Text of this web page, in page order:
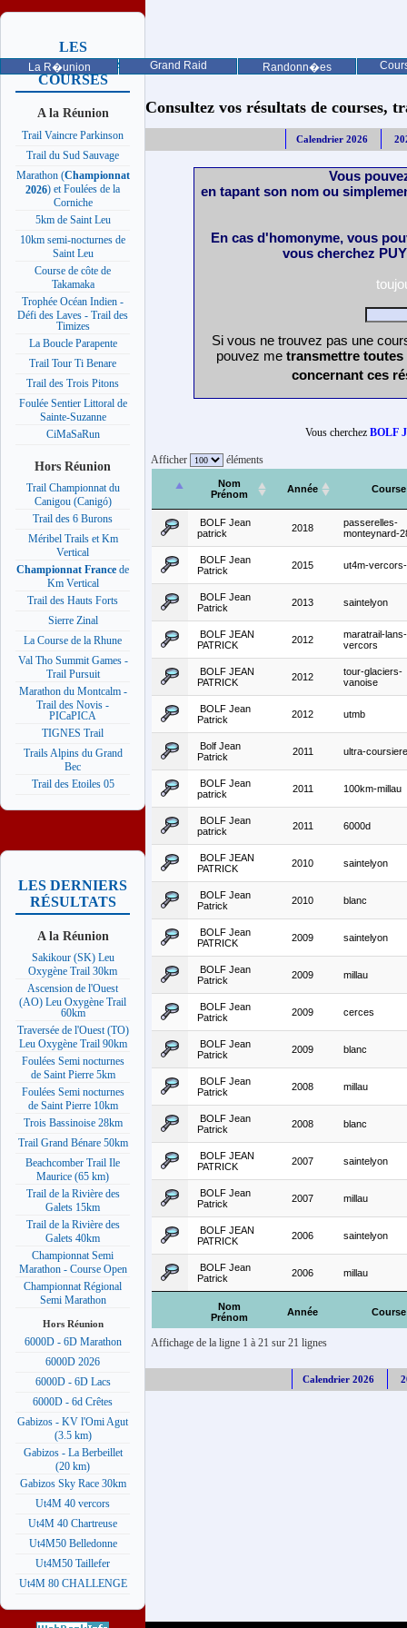
La R�union Grand Raid Randonn�es
LES
PROCHAINES
COURSES
A la Réunion
Trail Vaincre Parkinson
Trail du Sud Sauvage
Marathon (Championnat
2026) et Foulées de la
Corniche
5km de Saint Leu
10km semi-nocturnes de
Saint Leu
Course de côte de
Takamaka
Trophée Océan Indien -
Défi des Laves - Trail des
Timizes
La Boucle Parapente
Trail Tour Ti Benare
Trail des Trois Pitons
Foulée Sentier Littoral de
Sainte-Suzanne
CiMaSaRun
Hors Réunion
Trail Championnat du
Canigou (Canigó)
Trail des 6 Burons
Méribel Trails et Km
Vertical
Championnat France de
Km Vertical
Trail des Hauts Forts
Sierre Zinal
La Course de la Rhune
Val Tho Summit Games -
Trail Pursuit
Marathon du Montcalm -
Trail des Novis -
PICaPICA
TIGNES Trail
Trails Alpins du Grand
Bec
Trail des Etoiles 05
LES DERNIERS
RÉSULTATS
A la Réunion
Sakikour (SK) Leu
Oxygène Trail 30km
Ascension de l'Ouest
(AO) Leu Oxygène Trail
60km
Traversée de l'Ouest (TO)
Leu Oxygène Trail 90km
Foulées Semi nocturnes
de Saint Pierre 5km
Foulées Semi nocturnes
de Saint Pierre 10km
Trois Bassinoise 28km
Trail Grand Bénare 50km
Beachcomber Trail Ile
Maurice (65 km)
Trail de la Rivière des
Galets 15km
Trail de la Rivière des
Galets 40km
Championnat Semi
Marathon - Course Open
Championnat Régional
Semi Marathon
Hors Réunion
6000D - 6D Marathon
6000D 2026
6000D - 6D Lacs
6000D - 6d Crêtes
Gabizos - KV l'Omi Agut
(3.5 km)
Gabizos - La Berbeillet
(20 km)
Gabizos Sky Race 30km
Ut4M 40 vercors
Ut4M 40 Chartreuse
Ut4M50 Belledonne
Ut4M50 Taillefer
Ut4M 80 CHALLENGE
Consultez vos résultats de courses,
Calendrier 2026
Vous
en tapant son nom ou
En cas d'homonyme, vous
vous cherchez
Si vous ne trouvez pas une
pouvez me transmettre
concernant ces
Vous cherchez BOLF
Afficher éléments
Nom
Prénom
Année Course
Nom
Prénom
Année Course
BOLF Jean
patrick
2018
passerelles-
monteynard-
BOLF Jean
Patrick
2015 ut4m-
BOLF Jean
Patrick
2013 saintelyon
BOLF JEAN
PATRICK
2012
maratrail-
vercors
BOLF JEAN
PATRICK
2012
tour-glaciers-
vanoise
BOLF Jean
Patrick
2012 utmb
Bolf Jean
Patrick
2011 ultra-
BOLF Jean
patrick
2011 100km-millau
BOLF Jean
patrick
2011 6000d
BOLF JEAN
PATRICK
2010 saintelyon
BOLF Jean
Patrick
2010 blanc
BOLF Jean
PATRICK
2009 saintelyon
BOLF Jean
Patrick
2009 millau
BOLF Jean
Patrick
2009 cerces
BOLF Jean
Patrick
2009 blanc
BOLF Jean
Patrick
2008 millau
BOLF Jean
Patrick
2008 blanc
BOLF JEAN
PATRICK
2007 saintelyon
BOLF Jean
Patrick
2007 millau
BOLF JEAN
PATRICK
2006 saintelyon
BOLF Jean
Patrick
2006 millau
Affichage de la ligne 1 à 21 sur 21 lignes
Calendrier 2026